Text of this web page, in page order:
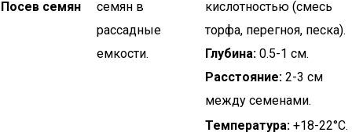
Посев семян
семян в
рассадные
емкости.
кислотностью (смесь
торфа, перегноя, песка).
Глубина: 0.5-1 см.
Расстояние: 2-3 см
между семенами.
Температура: +18-22°C.